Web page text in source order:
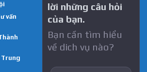
vấn
Trung
lời những câu hỏi
của bạn.
Bạn cần tìm hiểu
về dich vụ nào?